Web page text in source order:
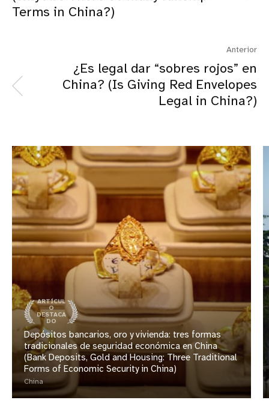
Terms in China?)
Anterior
¿Es legal dar “sobres rojos” en
China? (Is Giving Red Envelopes
Legal in China?)
ARTÍCUL
O
DESTACA
DO
Depósitos bancarios, oro y vivienda: tres formas
tradicionales de seguridad económica en China
(Bank Deposits, Gold and Housing: Three Traditional
Forms of Economic Security in China)
China